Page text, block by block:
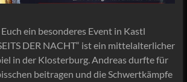
ein besonderes Event in Kastl
DER NACHT“ ist ein mittelalterlicher
in der Klosterburg. Andreas durfte für
beitragen und die Schwertkämpfe